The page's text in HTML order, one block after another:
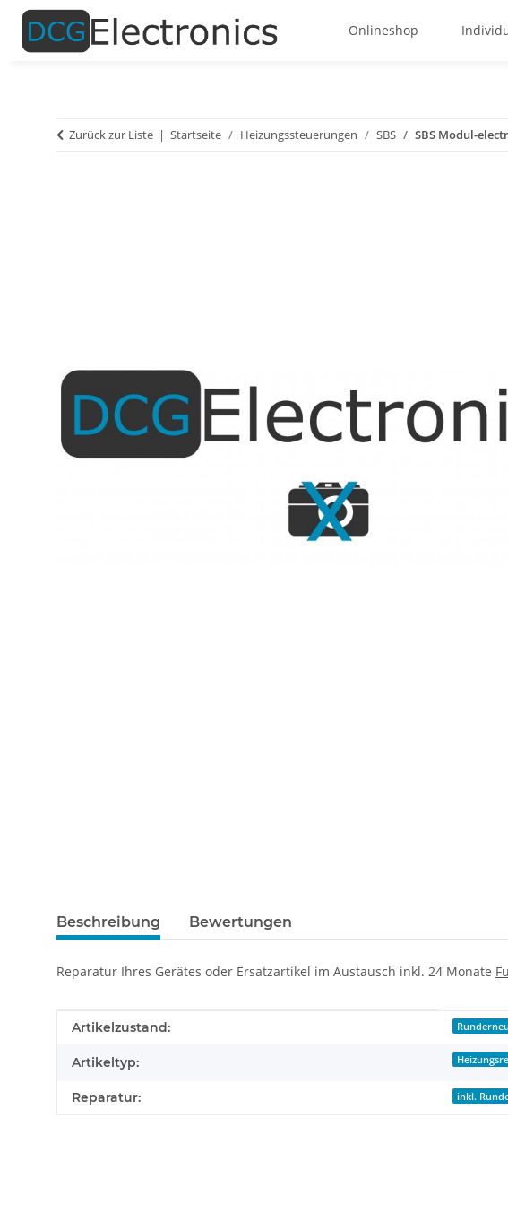
Onlineshop
Zurück zur Liste Startseite Heizungssteuerungen SBS SBS Modul-
Beschreibung Bewertungen
Reparatur Ihres Gerätes oder Ersatzartikel im Austausch inkl. 24 Monate
Produkteigenschaft
Wert
Artikelzustand:
Artikeltyp:
Reparatur: inkl.